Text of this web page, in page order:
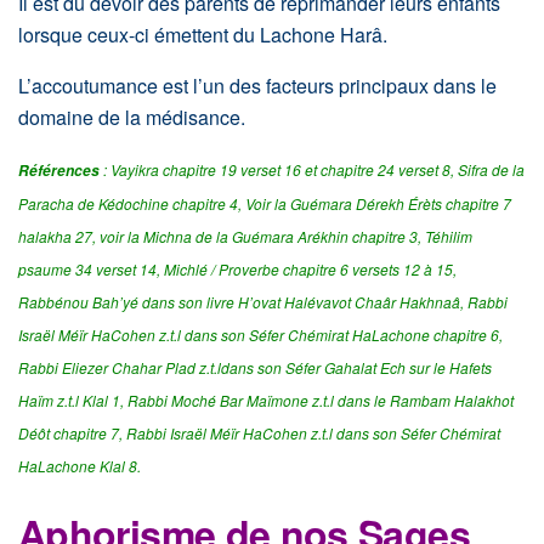
lorsque ceux-ci émettent du Lachone Harâ.
L’accoutumance est l’un des facteurs principaux dans le
domaine de la médisance.
Références : Vayikra chapitre 19 verset 16 et chapitre 24 verset 8, Sifra de la
Paracha de Kédochine chapitre 4, Voir la Guémara Dérekh Érèts chapitre 7
halakha 27, voir la Michna de la Guémara Arékhin chapitre 3, Téhilim
psaume 34 verset 14, Michlé / Proverbe chapitre 6 versets 12 à 15,
Rabbénou Bah’yé dans son livre H’ovat Halévavot Chaâr Hakhnaâ, Rabbi
Israël Méïr HaCohen z.t.l dans son Séfer Chémirat HaLachone chapitre 6,
Rabbi Eliezer Chahar Plad z.t.ldans son Séfer Gahalat Ech sur le Hafets
Haïm z.t.l Klal 1, Rabbi Moché Bar Maïmone z.t.l dans le Rambam Halakhot
Déôt chapitre 7, Rabbi Israël Méïr HaCohen z.t.l dans son Séfer Chémirat
HaLachone Klal 8.